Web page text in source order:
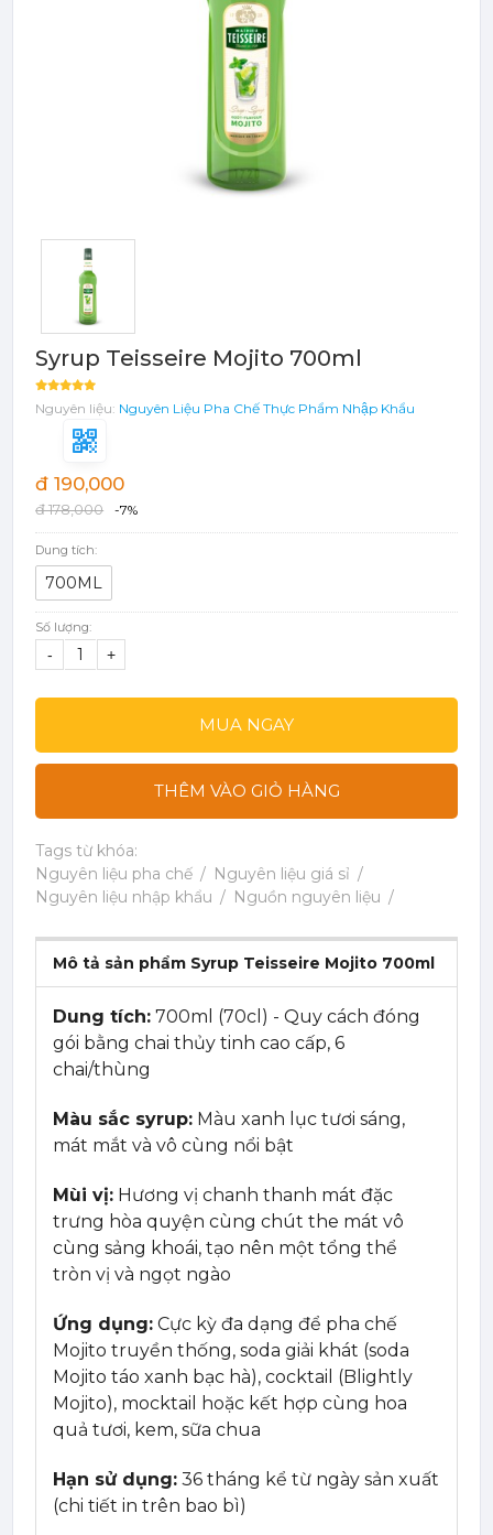
Syrup Teisseire Mojito 700ml
Nguyên liệu: Nguyên Liệu Pha Chế Thực Phẩm Nhập Khẩu
đ 190,000
đ 178,000 -7%
Dung tích:
700ML
Số lượng:
- +
MUA NGAY
THÊM VÀO GIỎ HÀNG
Tags từ khóa:
Nguyên liệu pha chế
Nguyên liệu giá sỉ
Nguyên liệu nhập khẩu
Nguồn nguyên liệu
Mô tả sản phẩm Syrup Teisseire Mojito 700ml
Dung tích: 700ml (70cl) - Quy cách đóng
gói bằng chai thủy tinh cao cấp, 6
chai/thùng
Màu sắc syrup: Màu xanh lục tươi sáng,
mát mắt và vô cùng nổi bật
Mùi vị: Hương vị chanh thanh mát đặc
trưng hòa quyện cùng chút the mát vô
cùng sảng khoái, tạo nên một tổng thể
tròn vị và ngọt ngào
Ứng dụng: Cực kỳ đa dạng để pha chế
Mojito truyền thống, soda giải khát (soda
Mojito táo xanh bạc hà), cocktail (Blightly
Mojito), mocktail hoặc kết hợp cùng hoa
quả tươi, kem, sữa chua
Hạn sử dụng: 36 tháng kể từ ngày sản xuất
(chi tiết in trên bao bì)
TRÁI CÂY ĐÓNG HỘP (CANNED
Đào Ngâm - Trái Cây Hộp
Máy Móc Dụng Cụ
Phụ Kiện Các Loại